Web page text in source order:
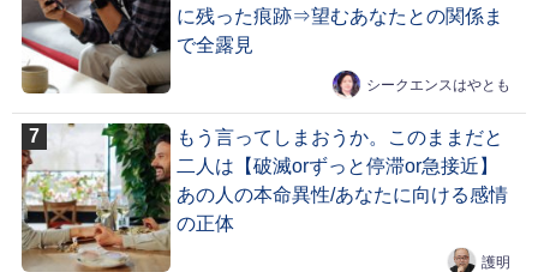
に残った痕跡⇒望むあなたとの関係ま
で全露見
シークエンスはやとも
もう言ってしまおうか。このままだと
二人は【破滅orずっと停滞or急接近】
あの人の本命異性/あなたに向ける感情
の正体
護明